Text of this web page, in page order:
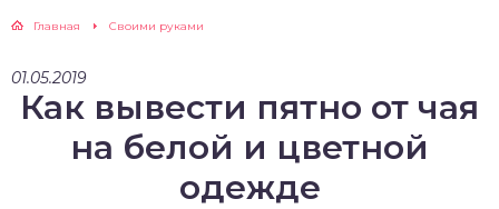
Главная Своими руками
01.05.2019
Как вывести пятно от чая
на белой и цветной
одежде